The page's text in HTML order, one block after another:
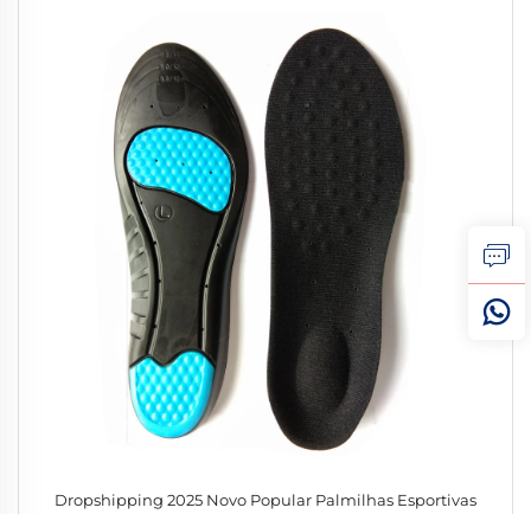
Dropshipping 2025 Novo Popular Palmilhas Esportivas